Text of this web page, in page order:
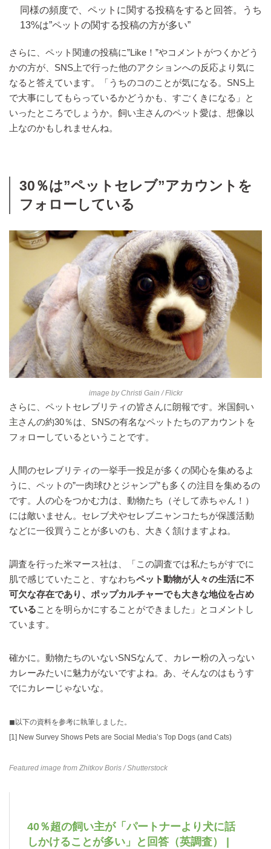
同様の頻度で、ペットに関する投稿をすると回答。うち
13%は”ペットの関する投稿の方が多い”
さらに、ペット関連の投稿に”Like！”やコメントがつくかどう
かの方が、SNS上で行った他のアクションへの反応より気に
なると答えています。「うちのコのことが気になる。SNS上
で大事にしてもらっているかどうかも、すごくきになる」と
いったところでしょうか。飼い主さんのペット愛は、想像以
上なのかもしれませんね。
30％は”ペットセレブ”アカウントを
フォローしている
image byChristi Gain / Flickr
さらに、ペットセレブリティの皆さんに朗報です。米国飼い
主さんの約30％は、SNSの有名なペットたちのアカウントを
フォローしているということです。
人間のセレブリティの一挙手一投足が多くの関心を集めるよ
うに、ペットの”一肉球ひとジャンプ”も多くの注目を集めるの
です。人の心をつかむ力は、動物たち（そして赤ちゃん！）
には敵いません。セレブ犬やセレブニャンコたちが保護活動
などに一役買うことが多いのも、大きく頷けますよね。
調査を行った米マース社は、「この調査では私たちがすでに
肌で感じていたこと、すなわちペット動物が人々の生活に不
可欠な存在であり、ポップカルチャーでも大きな地位を占め
ていることを明らかにすることができました」とコメントし
ています。
確かに。動物たちのいないSNSなんて、カレー粉の入っない
カレーみたいに魅力がないですよね。あ、そんなのはもうす
でにカレーじゃないな。
◼︎以下の資料を参考に執筆しました。
[1] New Survey Shows Pets are Social Media’s Top Dogs (and Cats)
Featured image from Zhitkov Boris / Shutterstock
40％超の飼い主が「パートナーより犬に話
しかけることが多い」と回答（英調査） |